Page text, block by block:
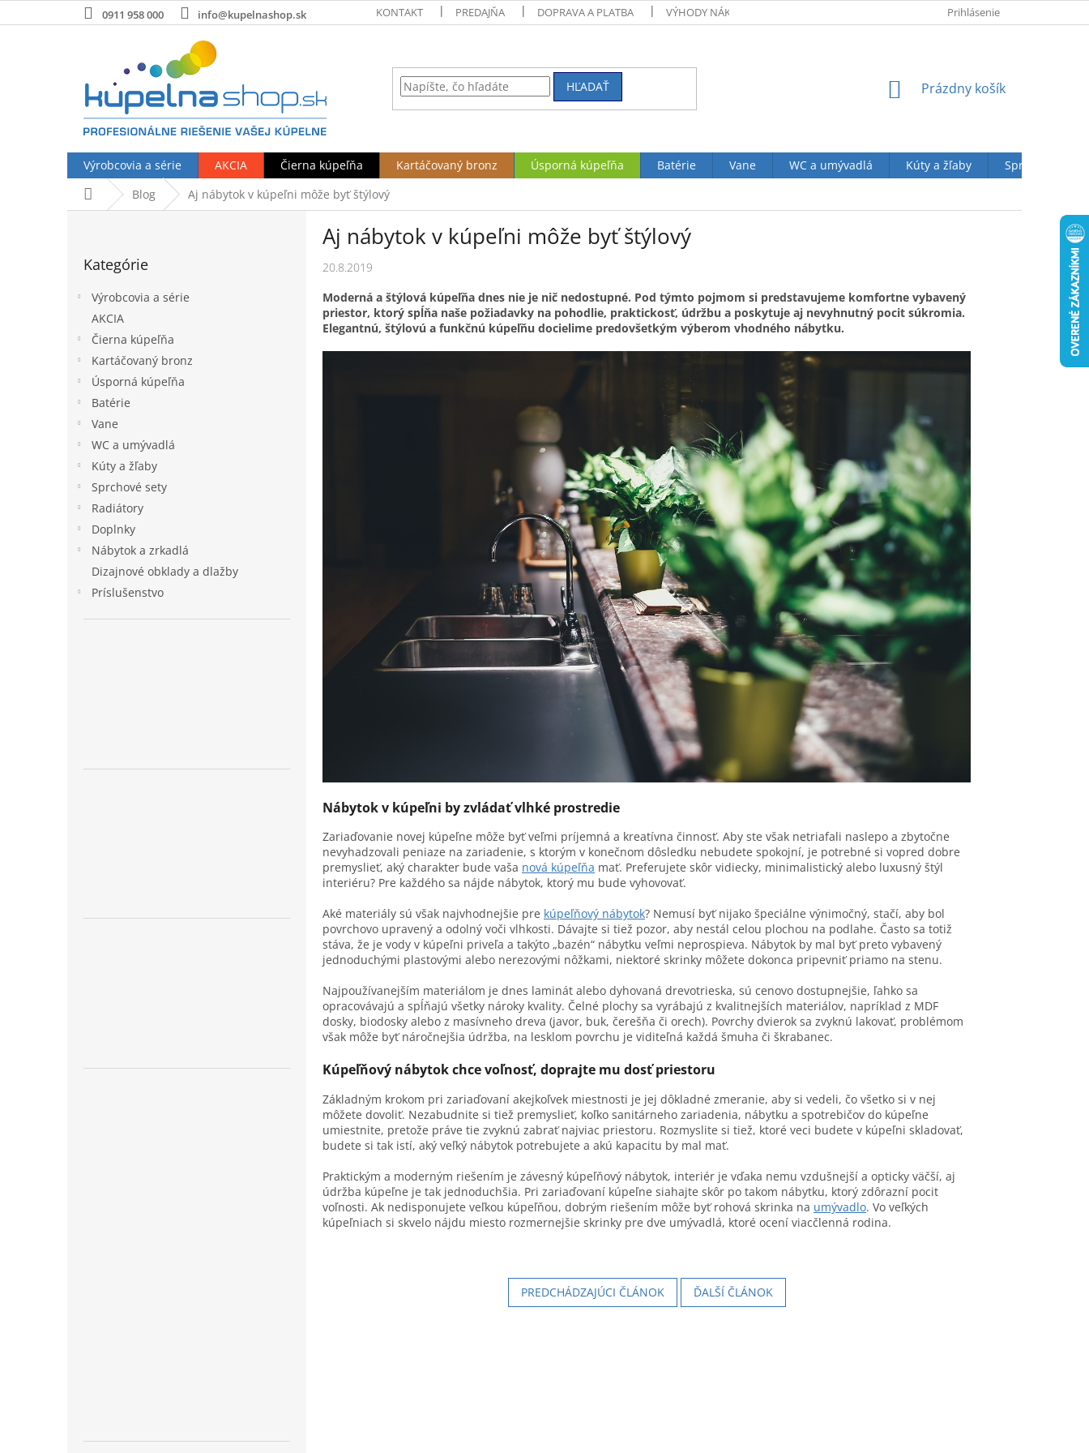
na
0911 958 000 info@kupelnashop.sk KONTAKT PREDAJŇA DOPRAVA A PLATBA VÝHODY NÁKUPU U NÁS OBCHODNÉ PODMIENKY (VOP)Prihlásenie
HĽADAŤ
NÁKUPNÝ
Prázdny košík
Výrobcovia a série AKCIA Čierna kúpeľňa Kartáčovaný bronz Úsporná kúpeľňa Batérie Vane WC a umývadlá Kúty a žľaby
Sprchové sety
DomovBlog Aj nábytok v kúpeľni môže byť štýlový
kategórie
Kategórie
Výrobcovia a série
AKCIA
Čierna kúpeľňa
Kartáčovaný bronz
Úsporná kúpeľňa
Batérie
Vane
WC a umývadlá
Kúty a žľaby
Sprchové sety
Radiátory
Doplnky
Nábytok a zrkadlá
Dizajnové obklady a dlažby
Príslušenstvo
Aj nábytok v kúpeľni môže byť štýlový
20.8.2019
Moderná a štýlová kúpeľňa dnes nie je nič nedostupné. Pod týmto pojmom si predstavujeme komfortne vybavený
priestor, ktorý spĺňa naše požiadavky na pohodlie, praktickosť, údržbu a poskytuje aj nevyhnutný pocit súkromia.
Elegantnú, štýlovú a funkčnú kúpeľňu docielime predovšetkým výberom vhodného nábytku.
Nábytok v kúpeľni by zvládať vlhké prostredie
Zariaďovanie novej kúpeľne môže byť veľmi príjemná a kreatívna činnosť. Aby ste však netriafali naslepo a zbytočne
nevyhadzovali peniaze na zariadenie, s ktorým v konečnom dôsledku nebudete spokojní, je potrebné si vopred dobre
premyslieť, aký charakter bude vaša nová kúpeľňa mať. Preferujete skôr vidiecky, minimalistický alebo luxusný štýl
interiéru? Pre každého sa nájde nábytok, ktorý mu bude vyhovovať.
Aké materiály sú však najvhodnejšie pre kúpeľňový nábytok? Nemusí byť nijako špeciálne výnimočný, stačí, aby bol
povrchovo upravený a odolný voči vlhkosti. Dávajte si tiež pozor, aby nestál celou plochou na podlahe. Často sa totiž
stáva, že je vody v kúpeľni priveľa a takýto „bazén“ nábytku veľmi neprospieva. Nábytok by mal byť preto vybavený
jednoduchými plastovými alebo nerezovými nôžkami, niektoré skrinky môžete dokonca pripevniť priamo na stenu.
Najpoužívanejším materiálom je dnes laminát alebo dyhovaná drevotrieska, sú cenovo dostupnejšie, ľahko sa
opracovávajú a spĺňajú všetky nároky kvality. Čelné plochy sa vyrábajú z kvalitnejších materiálov, napríklad z MDF
dosky, biodosky alebo z masívneho dreva (javor, buk, čerešňa či orech). Povrchy dvierok sa zvyknú lakovať, problémom
však môže byť náročnejšia údržba, na lesklom povrchu je viditeľná každá šmuha či škrabanec.
Kúpeľňový nábytok chce voľnosť, doprajte mu dosť priestoru
Základným krokom pri zariaďovaní akejkoľvek miestnosti je jej dôkladné zmeranie, aby si vedeli, čo všetko si v nej
môžete dovoliť. Nezabudnite si tiež premyslieť, koľko sanitárneho zariadenia, nábytku a spotrebičov do kúpeľne
umiestnite, pretože práve tie zvyknú zabrať najviac priestoru. Rozmyslite si tiež, ktoré veci budete v kúpeľni skladovať,
budete si tak istí, aký veľký nábytok potrebujete a akú kapacitu by mal mať.
Praktickým a moderným riešením je závesný kúpeľňový nábytok, interiér je vďaka nemu vzdušnejší a opticky väčší, aj
údržba kúpeľne je tak jednoduchšia. Pri zariaďovaní kúpeľne siahajte skôr po takom nábytku, ktorý zdôrazní pocit
voľnosti. Ak nedisponujete veľkou kúpeľňou, dobrým riešením môže byť rohová skrinka na umývadlo. Vo veľkých
kúpeľniach si skvelo nájdu miesto rozmernejšie skrinky pre dve umývadlá, ktoré ocení viacčlenná rodina.
PREDCHÁDZAJÚCI ČLÁNOK ĎALŠÍ ČLÁNOK